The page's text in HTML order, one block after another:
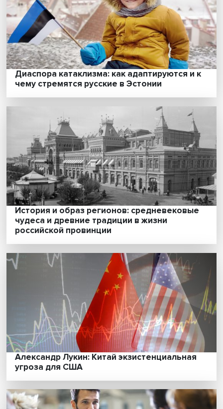
Диаспора катаклизма: как адаптируются
чему стремятся русские в Эстонии
История и образ регионов:
чудеса и древние традиции в жизни
российской провинции